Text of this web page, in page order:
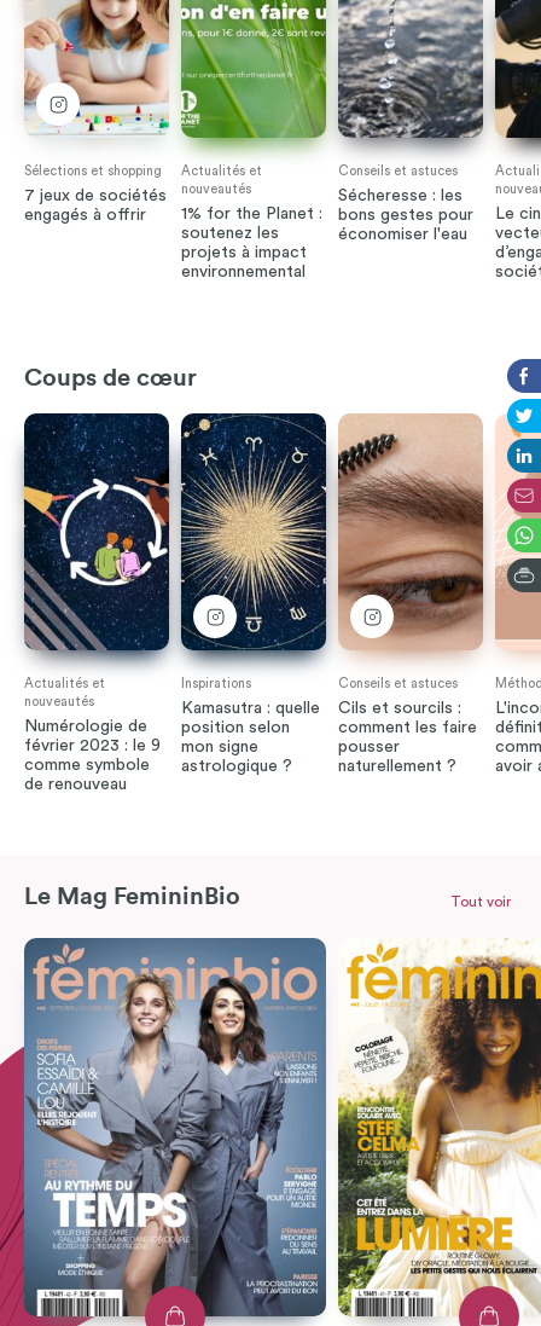
Sélections et shopping
7 jeux de sociétés
engagés à offrir
Actualités et
nouveautés
1% for the Planet :
soutenez les
projets à impact
environnemental
Conseils et astuces
Sécheresse : les
bons gestes pour
économiser l'eau
Le
Coups de cœur
Actualités et
nouveautés
Numérologie de
février 2023 : le 9
comme symbole
de renouveau
Inspirations
Kamasutra : quelle
position selon
mon signe
astrologique ?
Conseils et astuces
Cils et sourcils :
comment les faire
pousser
naturellement ?
avoir
Le Mag FemininBio Tout voir